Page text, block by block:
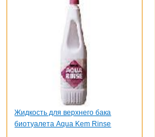
Жидкость для верхнего бака
биотуалета Aqua Kem Rinse